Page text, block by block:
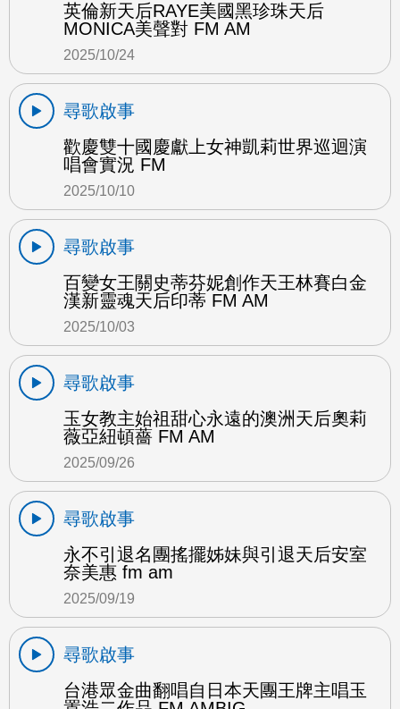
英倫新天后RAYE美國黑珍珠天后
MONICA美聲對 FM AM
2025/10/24
尋歌啟事
歡慶雙十國慶獻上女神凱莉世界巡迴演
唱會實況 FM
2025/10/10
尋歌啟事
百變女王關史蒂芬妮創作天王林賽白金
漢新靈魂天后印蒂 FM AM
2025/10/03
尋歌啟事
玉女教主始祖甜心永遠的澳洲天后奧莉
薇亞紐頓薔 FM AM
2025/09/26
尋歌啟事
永不引退名團搖擺姊妹與引退天后安室
奈美惠 fm am
2025/09/19
尋歌啟事
台港眾金曲翻唱自日本天團王牌主唱玉